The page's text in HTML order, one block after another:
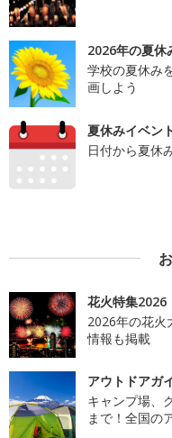
2026年の夏休
学校の夏休み
画しよう
夏休みイベン
日付から夏休
花火特集2026
2026年の花火
情報も掲載
アウトドアガ
キャンプ場、
まで！全国の